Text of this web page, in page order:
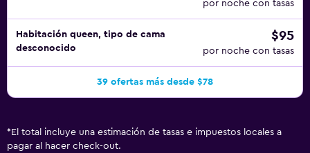
por noche con tasas
Habitación queen, tipo de cama
desconocido
$95
por noche con tasas
39 ofertas más desde $78
* El total incluye una estimación de tasas e impuestos locales a
pagar al hacer check-out.